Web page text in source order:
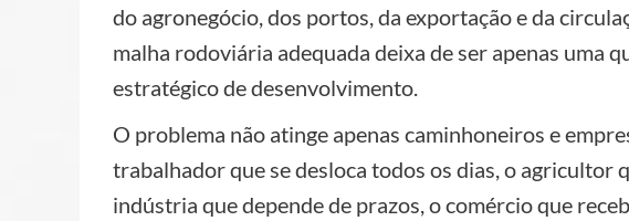
do agronegócio, dos portos, da exportação e da
malha rodoviária adequada deixa de ser apenas uma
estratégico de desenvolvimento.
O problema não atinge apenas caminhoneiros e
trabalhador que se desloca todos os dias, o agricultor
indústria que depende de prazos, o comércio que